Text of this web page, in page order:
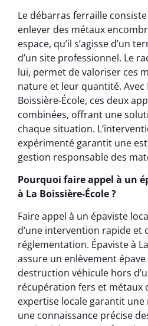
Le débarras ferraille
enlever des métaux
espace, qu’il s’agisse d’un
d’un site professionnel. Le
lui, permet de valoriser ces
nature et leur quantité. Avec
Boissière-École, ces deux
combinées, offrant une
chaque situation.
expérimenté garantit une
gestion responsable des
Pourquoi faire appel à un
à La Boissière-École ?
Faire appel à un épaviste
d’une intervention rapide et
réglementation. Épaviste à
assure un enlèvement
destruction véhicule hors
récupération fers et métaux
expertise locale garantit
une connaissance précise